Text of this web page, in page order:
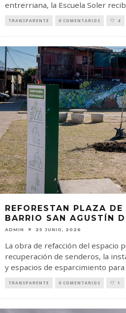
entrerriana, la Escuela Soler
TRANSPARENTE 0 COMENTARIOS 4
REFORESTAN PLAZA
BARRIO SAN AGUSTÍN
ADMIN 25 JUNIO, 2026
La obra de refacción del espacio
recuperación de senderos, la
y espacios de esparcimiento
TRANSPARENTE 0 COMENTARIOS 1